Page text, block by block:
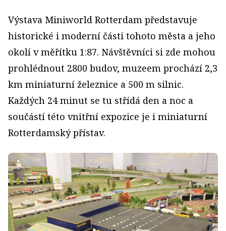
Výstava Miniworld Rotterdam představuje
historické i moderní části tohoto města a jeho
okolí v měřítku 1:87. Návštěvníci si zde mohou
prohlédnout 2800 budov, muzeem prochází 2,3
km miniaturní železnice a 500 m silnic.
Každých 24 minut se tu střídá den a noc a
součástí této vnitřní expozice je i miniaturní
Rotterdamský přístav.